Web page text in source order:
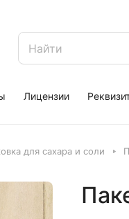
Лицензии
для сахара и соли